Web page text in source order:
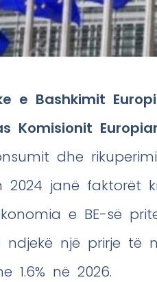
e Bashkimit
Komisionit
dhe
2024 janë faktorët
e BE-së
ndjekë një prirje të
1.6% në 2026.